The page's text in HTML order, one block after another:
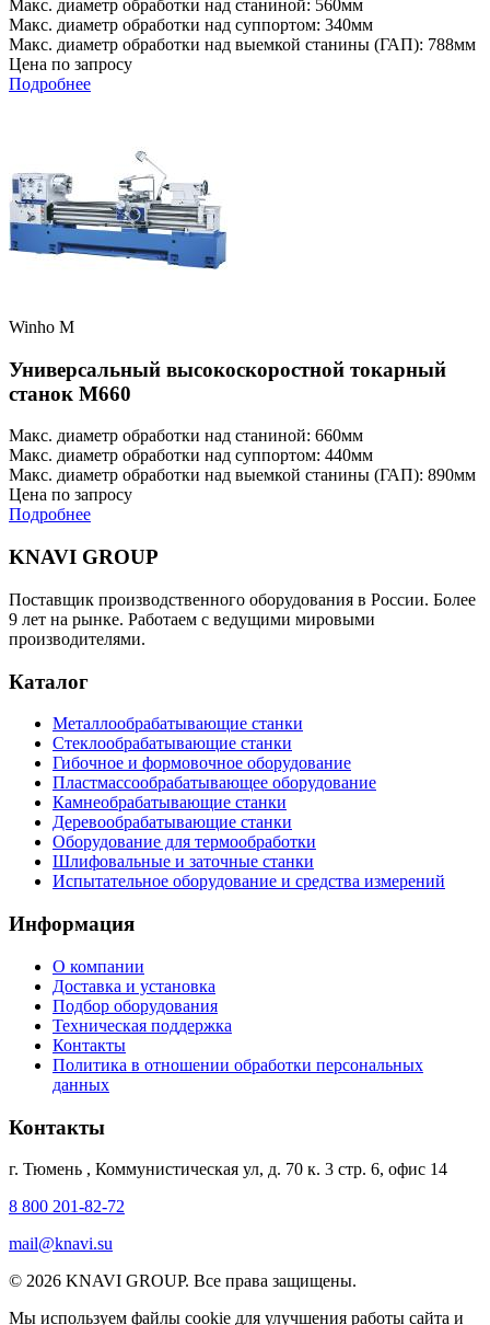
Макс. диаметр обработки над станиной: 560мм
Макс. диаметр обработки над суппортом: 340мм
Макс. диаметр обработки над выемкой станины (ГАП): 788мм
Цена по запросу
Подробнее
Winho M
Универсальный высокоскоростной токарный
станок M660
Макс. диаметр обработки над станиной: 660мм
Макс. диаметр обработки над суппортом: 440мм
Макс. диаметр обработки над выемкой станины (ГАП): 890мм
Цена по запросу
Подробнее
KNAVI GROUP
Поставщик производственного оборудования в России. Более
9 лет на рынке. Работаем с ведущими мировыми
производителями.
Каталог
Металлообрабатывающие станки
Стеклообрабатывающие станки
Гибочное и формовочное оборудование
Пластмассообрабатывающее оборудование
Камнеобрабатывающие станки
Деревообрабатывающие станки
Оборудование для термообработки
Шлифовальные и заточные станки
Испытательное оборудование и средства измерений
Информация
О компании
Доставка и установка
Подбор оборудования
Техническая поддержка
Контакты
Политика в отношении обработки персональных
данных
Контакты
г. Тюмень , Коммунистическая ул, д. 70 к. 3 стр. 6, офис 14
8 800 201-82-72
mail@knavi.su
© 2026 KNAVI GROUP. Все права защищены.
Мы используем файлы cookie для улучшения работы сайта и